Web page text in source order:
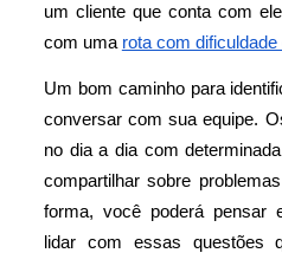
um cliente que conta com
com uma rota com dificuldade
Um bom caminho para
conversar com sua equipe.
no dia a dia com
compartilhar sobre
forma, você poderá pensar
lidar com essas questões